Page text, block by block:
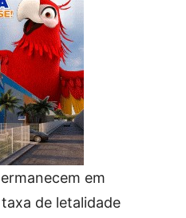
em
de letalidade